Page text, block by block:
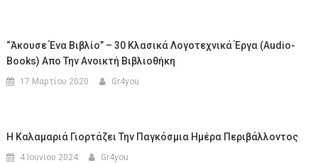
“Άκουσε Ένα Βιβλίο” – 30 Κλασικά Λογοτεχνικά Έργα (audio-
Books) Απο Την Ανοικτή Βιβλιοθήκη
17 Μαρτίου 2020 Gr4you
H Καλαμαριά Γιορτάζει Την Παγκόσμια Ημέρα Περιβάλλοντος
4 Ιουνίου 2024 Gr4you